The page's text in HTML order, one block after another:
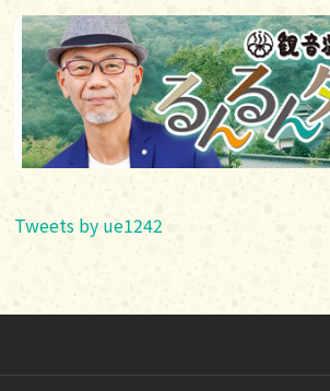
Tweets by ue1242